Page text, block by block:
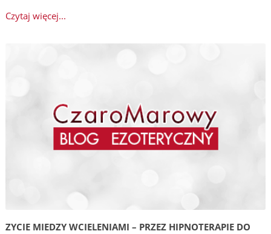
Czytaj więcej...
ZYCIE MIEDZY WCIELENIAMI – PRZEZ HIPNOTERAPIE DO